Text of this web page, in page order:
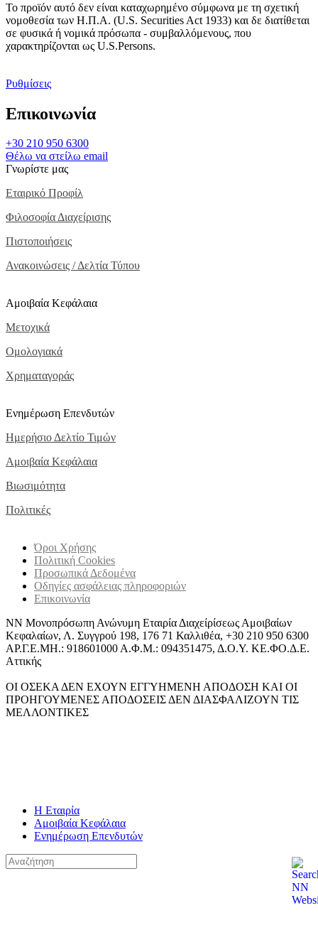
Το προϊόν αυτό δεν είναι καταχωρημένο σύμφωνα με τη σχετική
νομοθεσία των Η.Π.Α. (U.S. Securities Act 1933) και δε διατίθεται
σε φυσικά ή νομικά πρόσωπα - συμβαλλόμενους, που
χαρακτηρίζονται ως U.S.Persons.
Ρυθμίσεις
Επικοινωνία
+30 210 950 6300
Θέλω να στείλω email
Γνωρίστε μας
Εταιρικό Προφίλ
Φιλοσοφία Διαχείρισης
Πιστοποιήσεις
Ανακοινώσεις / Δελτία Τύπου
Αμοιβαία Κεφάλαια
Μετοχικά
Ομολογιακά
Χρηματαγοράς
Ενημέρωση Επενδυτών
Ημερήσιο Δελτίο Τιμών
Αμοιβαία Κεφάλαια
Βιωσιμότητα
Πολιτικές
Όροι Χρήσης
Πολιτική Cookies
Προσωπικά Δεδομένα
Οδηγίες ασφάλειας πληροφοριών
Επικοινωνία
ΝΝ Μονοπρόσωπη Ανώνυμη Εταιρία Διαχείρίσεως Αμοιβαίων
Κεφαλαίων, Λ. Συγγρού 198, 176 71 Καλλιθέα, +30 210 950 6300
ΑΡ.Γ.Ε.ΜΗ.: 918601000 Α.Φ.Μ.: 094351475, Δ.Ο.Υ. ΚΕ.ΦΟ.Δ.Ε.
Αττικής
ΟΙ ΟΣΕΚΑ ΔΕΝ ΕΧΟΥΝ ΕΓΓΥΗΜΕΝΗ ΑΠΟΔΟΣΗ ΚΑΙ ΟΙ
ΠΡΟΗΓΟΥΜΕΝΕΣ ΑΠΟΔΟΣΕΙΣ ΔΕΝ ΔΙΑΣΦΑΛΙΖΟΥΝ ΤΙΣ
ΜΕΛΛΟΝΤΙΚΕΣ
Η Εταιρία
Αμοιβαία Κεφάλαια
Ενημέρωση Επενδυτών